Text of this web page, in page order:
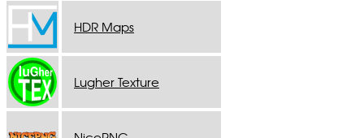
HDR Maps
Lugher Texture